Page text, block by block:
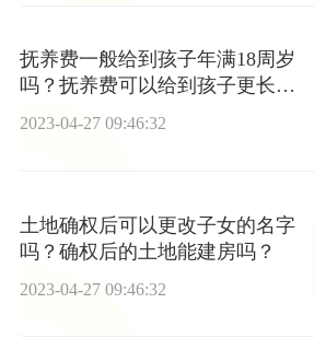
抚养费一般给到孩子年满18周岁
吗？抚养费可以给到孩子更长的
时间吗？
2023-04-27 09:46:32
土地确权后可以更改子女的名字
吗？确权后的土地能建房吗？
2023-04-27 09:46:32